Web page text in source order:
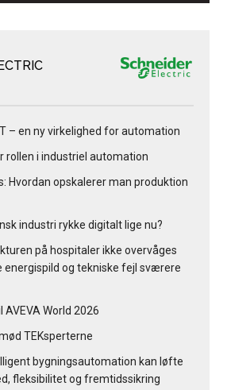
– en ny virkelighed for automation
rollen i industriel automation
Hvordan opskalerer man produktion
industri rykke digitalt lige nu?
på hospitaler ikke overvåges
energispild og tekniske fejl sværere
AVEVA World 2026
TEKsperterne
bygningsautomation kan løfte
fleksibilitet og fremtidssikring